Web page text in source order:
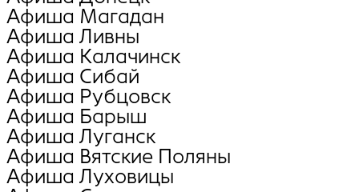
Афиша Магадан
Афиша Ливны
Афиша Калачинск
Афиша Сибай
Афиша Рубцовск
Афиша Барыш
Афиша Луганск
Афиша Вятские Поляны
Афиша Луховицы